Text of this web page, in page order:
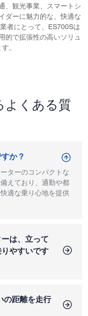
、観光事業、スマートシ
ダーに魅力的な、快適な
者にとって、ES700Sは
的で拡張性の高いソリュ
。
よくある質
か？
ターのコンパクトな
えており、通勤や都
適な乗り心地を提供
は、立って
やすいです
の距離を走行